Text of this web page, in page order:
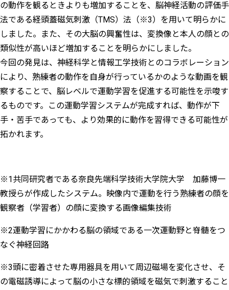
の動作を観るときよりも増加することを、脳神経活動の評価手
法である経頭蓋磁気刺激（TMS）法（※3）を用いて明らかに
しました。また、その大脳の興奮性は、変換像と本人の顔との
類似性が高いほど増加することを明らかにしました。
今回の発見は、神経科学と情報工学技術とのコラボレーション
により、熟練者の動作を自身が行っているかのような動画を観
察することで、脳レベルで運動学習を促進する可能性を示唆す
るものです。この運動学習システムが完成すれば、動作が下
手・苦手であっても、より効果的に動作を習得できる可能性が
拓かれます。
※1共同研究者である奈良先端科学技術大学院大学 加藤博一
教授らが作成したシステム。映像内で運動を行う熟練者の顔を
観察者（学習者）の顔に変換する画像編集技術
※2運動学習にかかわる脳の領域である一次運動野と脊髄をつ
なぐ神経回路
※3頭に密着させた専用器具を用いて周辺磁場を変化させ、そ
の電磁誘導によって脳の小さな標的領域を磁気で刺激すること